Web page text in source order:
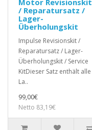
Motor Revisionskit
/ Reparatursatz /
Lager-
Überholungskit
Impulse Revisionskit /
Reparatursatz / Lager-
Überholungskit / Service
KitDieser Satz enthält alle
La..
99,00€
Netto 83,19€